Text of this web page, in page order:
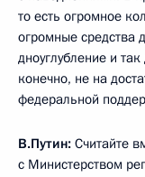
то есть огромное
огромные средства
дноуглубление и
конечно, не на
федеральной
В.Путин: Считайте
с Министерством